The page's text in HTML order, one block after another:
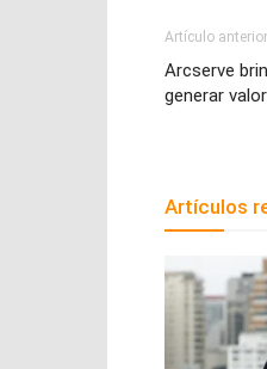
Artículo anterior
Arcserve
generar
Artículos